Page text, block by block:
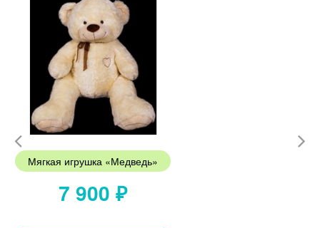
Мягкая игрушка «Медведь»
7 900 ₽